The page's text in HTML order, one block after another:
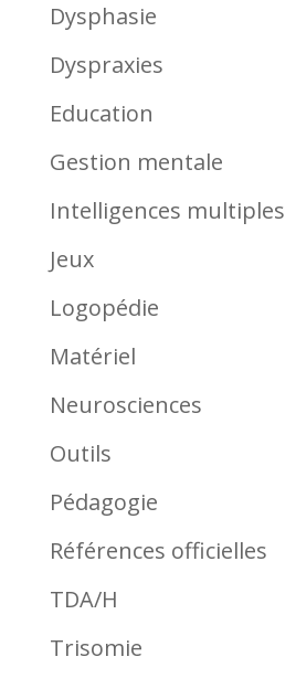
Dysphasie
Dyspraxies
Education
Gestion mentale
Intelligences multiples
Jeux
Logopédie
Matériel
Neurosciences
Outils
Pédagogie
Références officielles
TDA/H
Trisomie